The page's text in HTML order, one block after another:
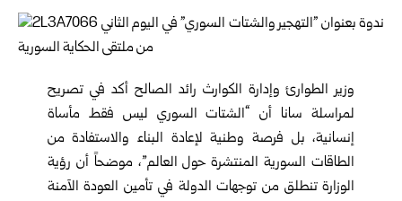
وزير الطوارئ وإدارة الكوارثرائد الصالح أكد في تصريح
لمراسلة سانا أن “الشتات السوري ليس فقط مأساة
إنسانية، بل فرصة وطنية لإعادة البناء والاستفادة من
الطاقات السورية المنتشرة حول العالم”، موضحاً أن رؤية
الوزارة تنطلق من توجهات الدولة في تأمين العودة الآمنة